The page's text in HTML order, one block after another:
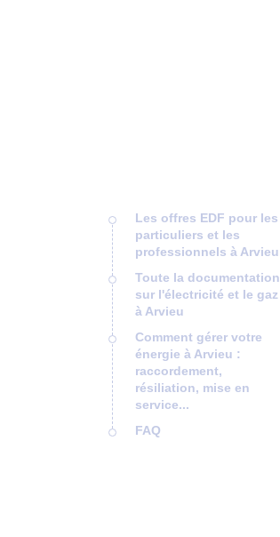
Les offres EDF pour les
particuliers et les
professionnels à Arvieu
Toute la documentation
sur l'électricité et le gaz
à Arvieu
Comment gérer votre
énergie à Arvieu :
raccordement,
résiliation, mise en
service...
FAQ